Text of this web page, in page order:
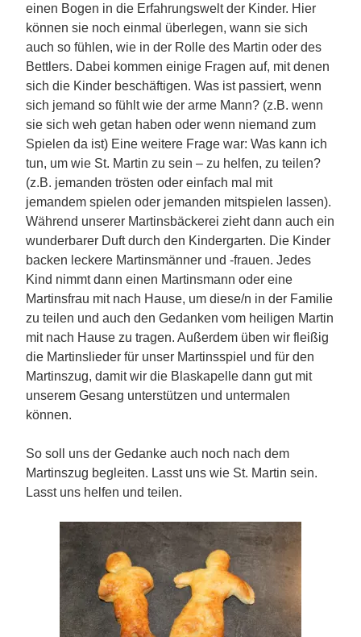
einen Bogen in die Erfahrungswelt der Kinder. Hier
können sie noch einmal überlegen, wann sie sich
auch so fühlen, wie in der Rolle des Martin oder des
Bettlers. Dabei kommen einige Fragen auf, mit denen
sich die Kinder beschäftigen. Was ist passiert, wenn
sich jemand so fühlt wie der arme Mann? (z.B. wenn
sie sich weh getan haben oder wenn niemand zum
Spielen da ist) Eine weitere Frage war: Was kann ich
tun, um wie St. Martin zu sein – zu helfen, zu teilen?
(z.B. jemanden trösten oder einfach mal mit
jemandem spielen oder jemanden mitspielen lassen).
Während unserer Martinsbäckerei zieht dann auch ein
wunderbarer Duft durch den Kindergarten. Die Kinder
backen leckere Martinsmänner und -frauen. Jedes
Kind nimmt dann einen Martinsmann oder eine
Martinsfrau mit nach Hause, um diese/n in der Familie
zu teilen und auch den Gedanken vom heiligen Martin
mit nach Hause zu tragen. Außerdem üben wir fleißig
die Martinslieder für unser Martinsspiel und für den
Martinszug, damit wir die Blaskapelle dann gut mit
unserem Gesang unterstützen und untermalen
können.
So soll uns der Gedanke auch noch nach dem
Martinszug begleiten. Lasst uns wie St. Martin sein.
Lasst uns helfen und teilen.